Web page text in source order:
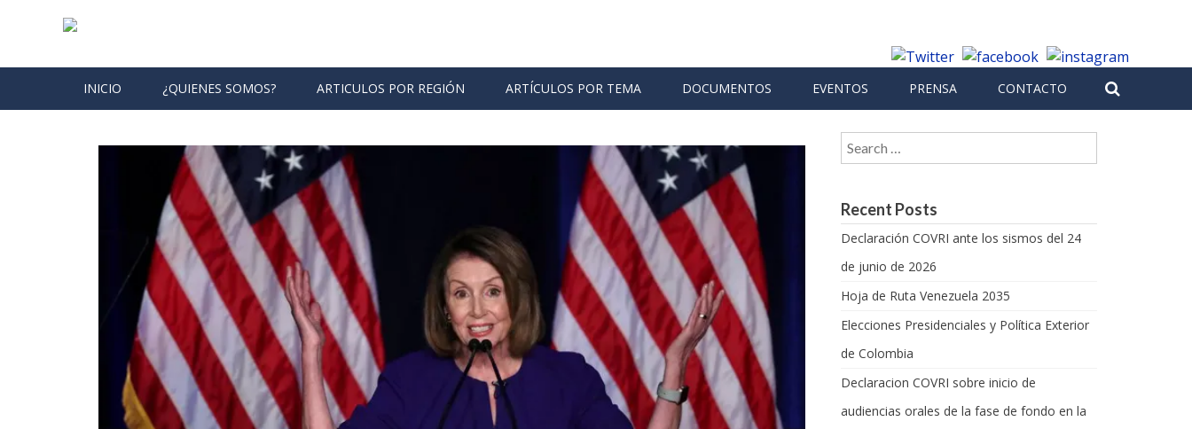
INICIO ¿QUIENES SOMOS? ARTICULOS POR REGIÓN ARTÍCULOS POR TEMA DOCUMENTOS EVENTOS PRENSA CONTACTO
Search for:
Recent Posts
Declaración COVRI ante los sismos del 24
de junio de 2026
Hoja de Ruta Venezuela 2035
Elecciones Presidenciales y Política Exterior
de Colombia
Declaracion COVRI sobre inicio de
audiencias orales de la fase de fondo en la